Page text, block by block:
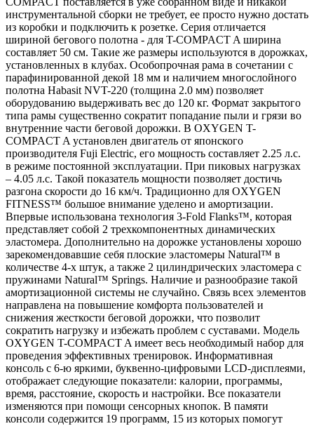
инструментальной сборки не требует, ее просто нужно достать
из коробки и подключить к розетке. Серия отличается
шириной бегового полотна - для T-COMPACT A ширина
составляет 50 см. Такие же размеры используются в дорожках,
установленных в клубах. Особопрочная рама в сочетании с
парафинированной декой 18 мм и наличием многослойного
полотна Habasit NVT-220 (толщина 2.0 мм) позволяет
оборудованию выдерживать вес до 120 кг. Формат закрытого
типа рамы существенно сократит попадание пыли и грязи во
внутренние части беговой дорожки. В OXYGEN T-
COMPACT A установлен двигатель от японского
производителя Fuji Electric, его мощность составляет 2.25 л.с.
в режиме постоянной эксплуатации. При пиковых нагрузках
– 4.05 л.с. Такой показатель мощности позволяет достичь
разгона скорости до 16 км/ч. Традиционно для OXYGEN
FITNESS™ большое внимание уделено и амортизации.
Впервые использована технология 3-Fold Flanks™, которая
представляет собой 2 трехкомпонентных динамических
эластомера. Дополнительно на дорожке установлены хорошо
зарекомендовавшие себя плоские эластомеры Natural™ в
количестве 4-х штук, а также 2 цилиндрических эластомера с
пружинами Natural™ Springs. Наличие и разнообразие такой
амортизационной системы не случайно. Связь всех элементов
направлена на повышение комфорта пользователей и
снижения жесткости беговой дорожки, что позволит
сократить нагрузку и избежать проблем с суставами. Модель
OXYGEN T-COMPACT A имеет весь необходимый набор для
проведения эффективных тренировок. Информативная
консоль с 6-ю яркими, буквенно-цифровыми LCD-дисплеями,
отображает следующие показатели: калории, программы,
время, расстояние, скорость и настройки. Все показатели
изменяются при помощи сенсорных кнопок. В памяти
консоли содержится 19 программ, 15 из которых помогут